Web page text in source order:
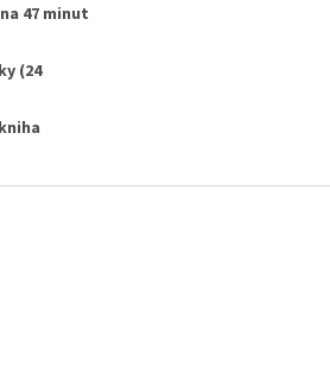
47 minut
(24